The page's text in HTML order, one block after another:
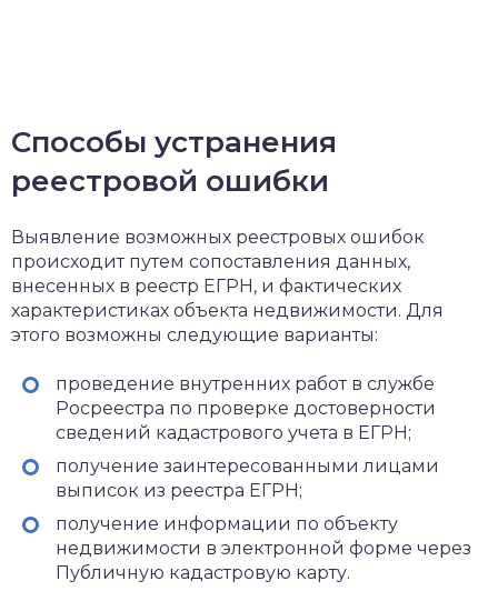
Способы устранения
реестровой ошибки
Выявление возможных реестровых ошибок
происходит путем сопоставления данных,
внесенных в реестр ЕГРН, и фактических
характеристиках объекта недвижимости. Для
этого возможны следующие варианты:
проведение внутренних работ в службе
Росреестра по проверке достоверности
сведений кадастрового учета в ЕГРН;
получение заинтересованными лицами
выписок из реестра ЕГРН;
получение информации по объекту
недвижимости в электронной форме через
Публичную кадастровую карту.